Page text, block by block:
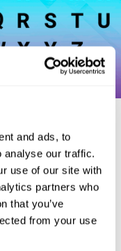
and ads, to
analyse our traffic.
use of our site with
partners who
that you’ve
from your use
Test Manual.
Visual